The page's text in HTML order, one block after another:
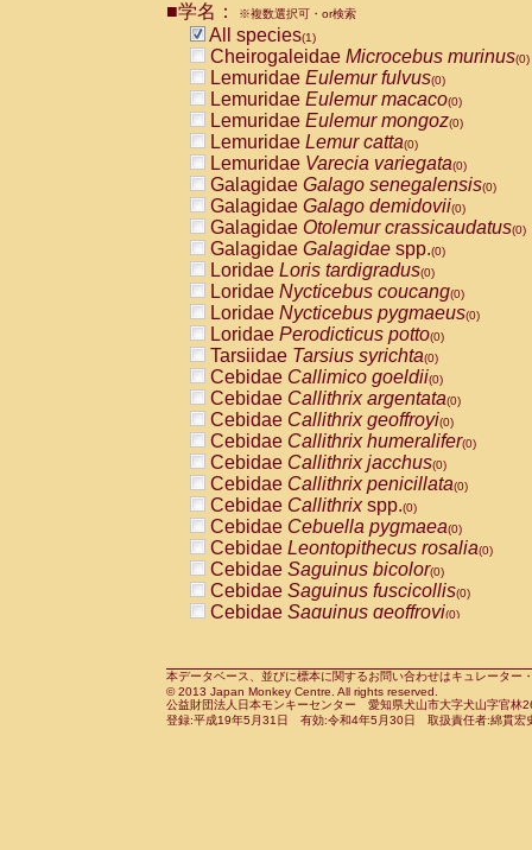
CebidaeCebus nigrivittatus
CebidaeCebus
CebidaeSaimiri boliviensis(0)
CebidaeSaimiri sciureus(0)
AtelidaeAlouatta caraya(0)
AtelidaeAlouatta fusca(0)
AtelidaeAlouatta seniculus
AtelidaeAlouattaspp.(0)
AtelidaeAteles belzebuth(0)
AtelidaeAteles geoffroyi(0)
AtelidaeAteles paniscus(0)
AtelidaeAtelesspp.(0)
Atelidae Lagothrix lagothricha
AtelidaeLagothrix lagothricha cana
PitheciidaeCacajao calvus
PitheciidaeCallicebus cupreus
PitheciidaeCallicebus donacophilus
PitheciidaeCallicebus moloch
PitheciidaeCallicebus torquatus
PitheciidaeCallicebusspp.(0)
PitheciidaeChiropotes satanas(0)
PitheciidaePithecia monachus
PitheciidaePithecia pithecia(0)
CercopithecidaeCercocebus agilis
CercopithecidaeCercocebus
CercopithecidaeCercocebus
CercopithecidaeCercocebus
CercopithecidaeCercocebus
CercopithecidaeCercocebushybrid
CercopithecidaePapio anubis(0)
CercopithecidaePapio cynocephalus
CercopithecidaePapio hamadryas(0)
■学名： ※複数選択可・or検索
All species(1)
Cheirogaleidae Microcebus murinus(0)
Lemuridae Eulemur fulvus(0)
Lemuridae Eulemur macaco(0)
Lemuridae Eulemur mongoz(0)
Lemuridae Lemur catta(0)
Lemuridae Varecia variegata(0)
Galagidae Galago senegalensis(0)
Galagidae Galago demidovii(0)
Galagidae Otolemur crassicaudatus(0)
Galagidae Galagidae spp.(0)
Loridae Loris tardigradus(0)
Loridae Nycticebus coucang(0)
Loridae Nycticebus pygmaeus(0)
Loridae Perodicticus potto(0)
Tarsiidae Tarsius syrichta(0)
Cebidae Callimico goeldii(0)
Cebidae Callithrix argentata(0)
Cebidae Callithrix geoffroyi(0)
Cebidae Callithrix humeralifer(0)
Cebidae Callithrix jacchus(0)
Cebidae Callithrix penicillata(0)
Cebidae Callithrixspp.(0)
Cebidae Cebuella pygmaea(0)
Cebidae Leontopithecus rosalia(0)
Cebidae Saguinus bicolor(0)
Cebidae Saguinus fuscicollis(0)
Cebidae Saguinus geoffroyi(0)
CebidaeSaguinus leucopus(0)
CebidaeSaguinus midas(0)
Cebidae Saguinus mystax(0)
本データベース、並びに標本に関するお問い合わせはキュレータ
© 2013 Japan Monkey Centre. All rights reserved.
公益財団法人日本モンキーセンター 愛知県犬山市大字犬山字官
登録:平成19年5月31日 有効:令和4年5月30日 取扱責任者:綿貫宏